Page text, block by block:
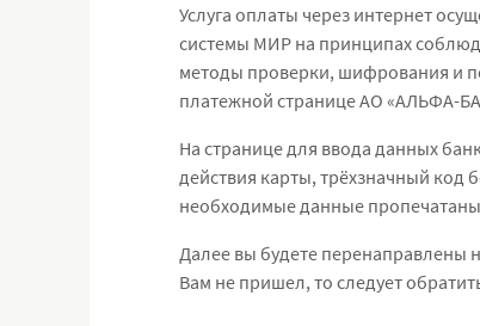
Услуга оплаты через интернет
системы МИР на принципах
методы проверки, шифрования и
платежной странице АО «АЛЬФА-
На странице для ввода данных
действия карты, трёхзначный код
необходимые данные
Далее вы будете перенаправлены
Вам не пришел, то следует